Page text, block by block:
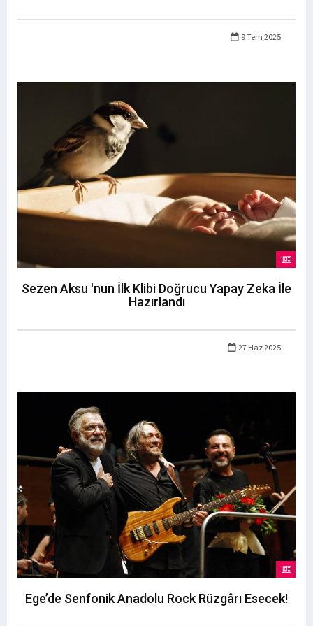
9 Tem 2025
Sezen Aksu 'nun İlk Klibi Doğrucu Yapay Zeka İle
Hazırlandı
27 Haz 2025
Ege’de Senfonik Anadolu Rock Rüzgârı Esecek!